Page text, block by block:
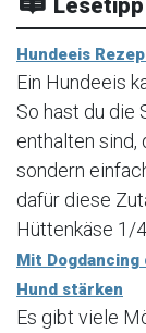
Hundeeis
Ein Hundeeis
So hast du die
enthalten sind,
sondern
dafür diese
Hüttenkäse 1/4...
Mit Dogdancing
Hund stärken
Es gibt viele